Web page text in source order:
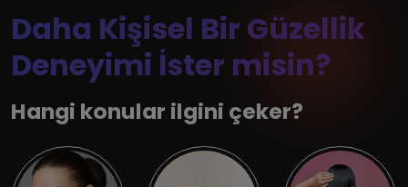
Daha Kişisel Bir Güzellik
Deneyimi İster misin?
Hangi konular ilgini çeker?